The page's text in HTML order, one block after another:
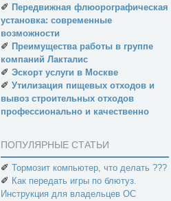
✐ Передвижная флюорографическая
установка: современные
возможности
✐ Преимущества работы в группе
компаний Лакталис
✐ Эскорт услуги в Москве
✐ Утилизация пищевых отходов и
вывоз строительных отходов
профессионально и качественно
ПОПУЛЯРНЫЕ СТАТЬИ
✐ Тормозит компьютер, что делать ???
✐ Как передать игры по блютуз.
Инструкция для владельцев ОС